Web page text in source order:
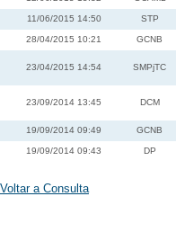
11/06/2015 14:50 STP
28/04/2015 10:21 GCNB
23/04/2015 14:54 SMPjTC
23/09/2014 13:45 DCM
19/09/2014 09:49 GCNB
19/09/2014 09:43 DP
Voltar a Consulta